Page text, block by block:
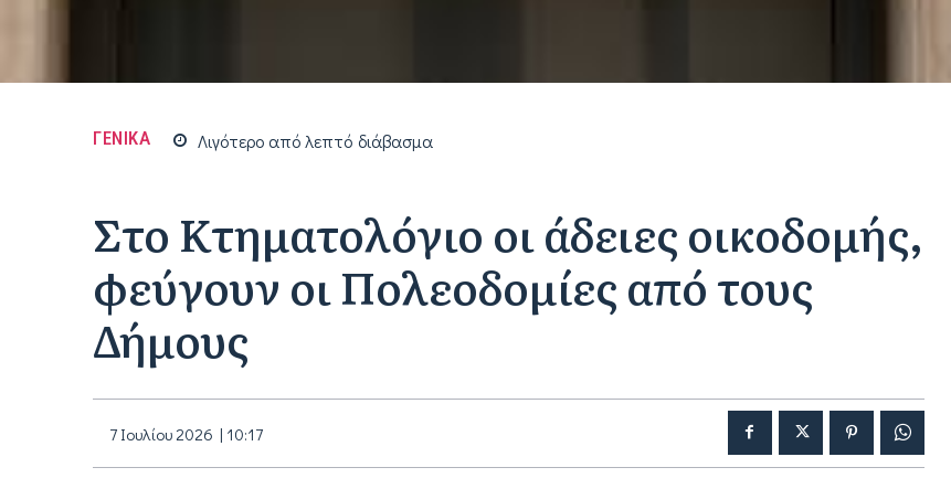
ΓΕΝΙΚΑ Λιγότερο απόλεπτό διάβασμα
Στο Κτηματολόγιο οι άδειες οικοδομής,
φεύγουν οι Πολεοδομίες από τους
Δήμους
7 Ιουλίου 2026 | 10:17